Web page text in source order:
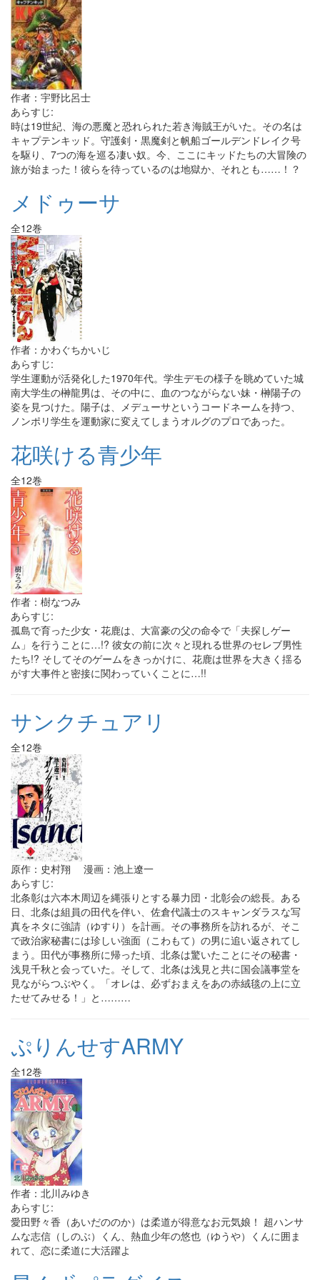
作者：宇野比呂士
あらすじ:
時は19世紀、海の悪魔と恐れられた若き海賊王がいた。その名は
キャプテンキッド。守護剣・黒魔剣と帆船ゴールデンドレイク号
を駆り、7つの海を巡る凄い奴。今、ここにキッドたちの大冒険の
旅が始まった！彼らを待っているのは地獄か、それとも……！？
メドゥーサ
全12巻
作者：かわぐちかいじ
あらすじ:
学生運動が活発化した1970年代。学生デモの様子を眺めていた城
南大学生の榊龍男は、その中に、血のつながらない妹・榊陽子の
姿を見つけた。陽子は、メデューサというコードネームを持つ、
ノンポリ学生を運動家に変えてしまうオルグのプロであった。
花咲ける青少年
全12巻
作者：樹なつみ
あらすじ:
孤島で育った少女・花鹿は、大富豪の父の命令で「夫探しゲー
ム」を行うことに…!? 彼女の前に次々と現れる世界のセレブ男性
たち!? そしてそのゲームをきっかけに、花鹿は世界を大きく揺る
がす大事件と密接に関わっていくことに…!!
サンクチュアリ
全12巻
原作：史村翔 漫画：池上遼一
あらすじ:
北条彰は六本木周辺を縄張りとする暴力団・北彰会の総長。ある
日、北条は組員の田代を伴い、佐倉代議士のスキャンダラスな写
真をネタに強請（ゆすり）を計画。その事務所を訪れるが、そこ
で政治家秘書には珍しい強面（こわもて）の男に追い返されてし
まう。田代が事務所に帰った頃、北条は驚いたことにその秘書・
浅見千秋と会っていた。そして、北条は浅見と共に国会議事堂を
見ながらつぶやく。「オレは、必ずおまえをあの赤絨毯の上に立
たせてみせる！」と………
ぷりんせすARMY
全12巻
作者：北川みゆき
あらすじ:
愛田野々香（あいだののか）は柔道が得意なお元気娘！ 超ハンサ
ムな志信（しのぶ）くん、熱血少年の悠也（ゆうや）くんに囲ま
れて、恋に柔道に大活躍よ